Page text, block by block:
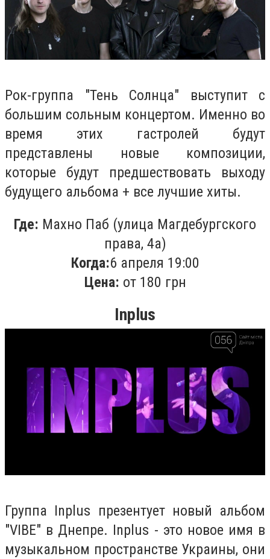
Рок-группа "Тень Солнца" выступит с
большим сольным концертом. Именно во
время этих гастролей будут
представлены новые композиции,
которые будут предшествовать выходу
будущего альбома + все лучшие хиты.
Где: Махно Паб (улица Магдебургского
права, 4а)
Когда:6 апреля 19:00
Цена: от 180 грн
Inplus
Группа Inplus презентует новый альбом
"VIBE" в Днепре. Inplus - это новое имя в
музыкальном пространстве Украины, они